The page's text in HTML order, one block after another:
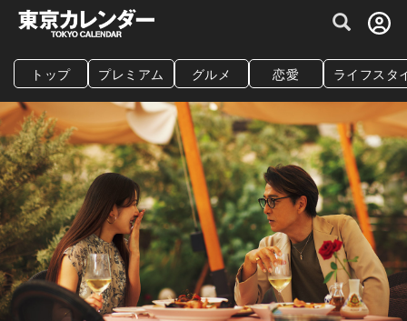
グルメ情報・プレミアムレストラン予約
トップ プレミアム グルメ 恋愛 ライフスタ